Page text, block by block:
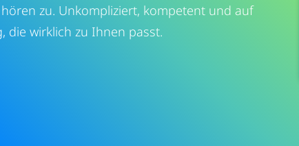
zu. Unkompliziert, kompetent und auf
die wirklich zu Ihnen passt.